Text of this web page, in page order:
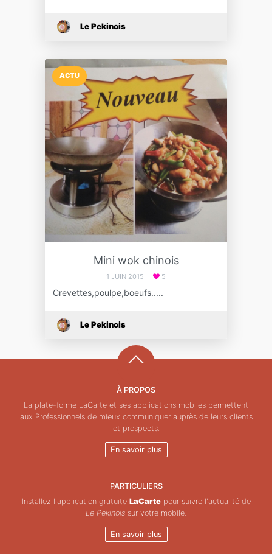
Le Pekinois
ACTU
Mini wok chinois
1 JUIN 2015 5
Crevettes,poulpe,boeufs.....
Le Pekinois
À PROPOS
La plate-forme LaCarte et ses applications mobiles permettent
aux Professionnels de mieux communiquer auprès de leurs clients
et prospects.
En savoir plus
PARTICULIERS
Installez l'application gratuite LaCartepour suivre l'actualité de
Le Pekinois sur votre mobile.
En savoir plus